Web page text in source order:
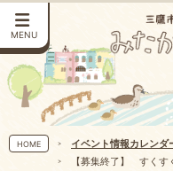
MENU
HOME
イベント情報カレンダ
【募集終了】 すく